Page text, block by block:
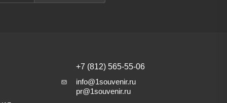
+7 (812) 565-55-06
info@1souvenir.ru
pr@1souvenir.ru